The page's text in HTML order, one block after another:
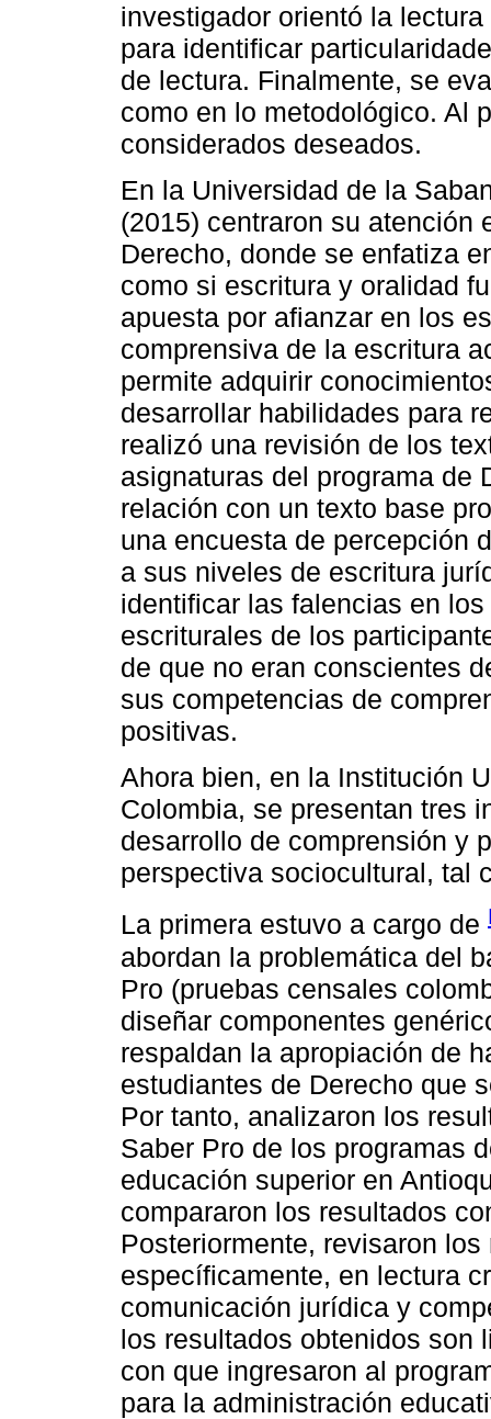
investigador orientó la
para identificar
de lectura. Finalmente, se
como en lo metodológico. Al
considerados deseados.
En la Universidad de la
(2015) centraron su atención
Derecho, donde se enfatiza
como si escritura y oralidad
apuesta por afianzar en los
comprensiva de la escritura
permite adquirir
desarrollar habilidades para
realizó una revisión de los
asignaturas del programa de
relación con un texto base
una encuesta de percepción
a sus niveles de escritura
identificar las falencias en
escriturales de los
de que no eran conscientes
sus competencias de
positivas.
Ahora bien, en la Institución
Colombia, se presentan tres
desarrollo de comprensión y
perspectiva sociocultural, tal
La primera estuvo a cargo de
abordan la problemática del
Pro (pruebas censales
diseñar componentes
respaldan la apropiación de
estudiantes de Derecho que
Por tanto, analizaron los
Saber Pro de los programas
educación superior en
compararon los resultados
Posteriormente, revisaron
específicamente, en lectura
comunicación jurídica y
los resultados obtenidos son
con que ingresaron al
para la administración